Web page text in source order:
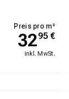
Preis pro m²
3295 €
inkl. MwSt.